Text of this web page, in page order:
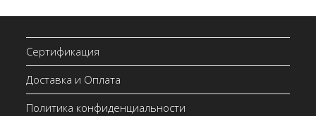
Сертификация
Доставка и Оплата
Политика конфиденциальности